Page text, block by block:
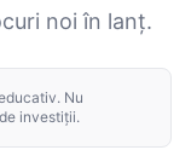
noi în lanț.
Nu
investiții.